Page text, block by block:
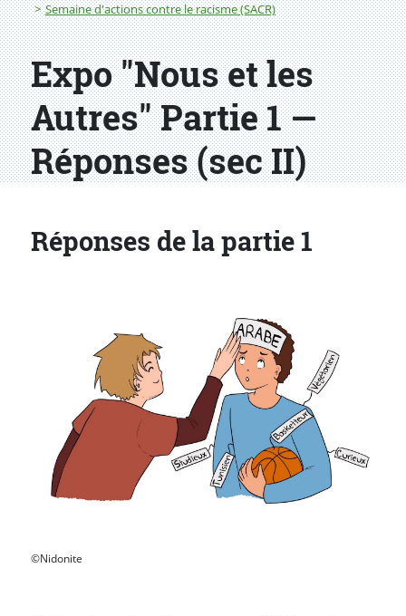
Semaine d'actions contre le racisme (SACR)
Expo "Nous et les
Autres" Partie 1 —
Réponses (sec II)
Réponses de la partie 1
©Nidonite